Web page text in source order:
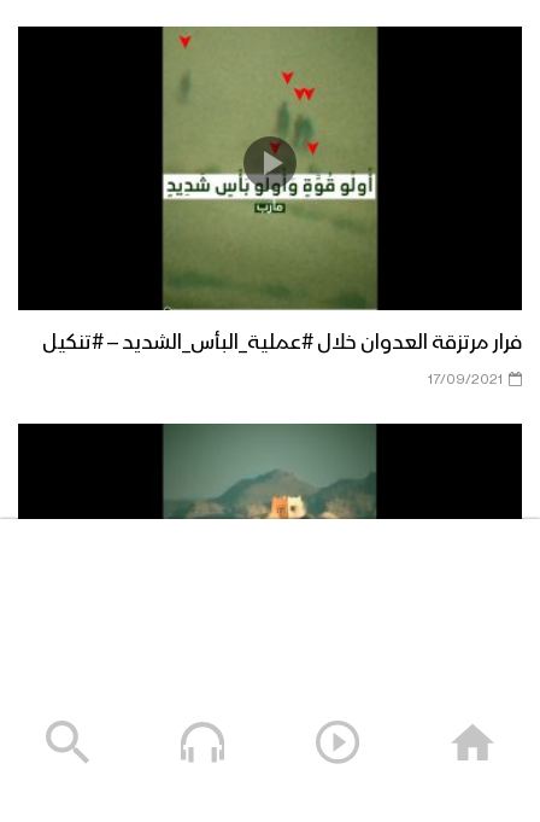
فرار مرتزقة العدوان خلال #عملية_البأس_الشديد – #تنكيل
17/09/2021
تفجير برج رقابة السائلة في مجازة عسير – #تنكيل